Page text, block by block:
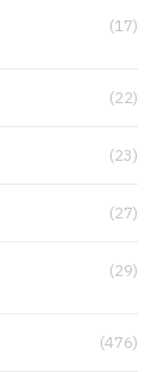
(17)
(22)
(23)
(27)
(29)
(476)